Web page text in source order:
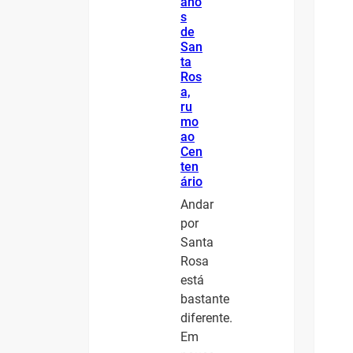
s
de
San
ta
Ros
a,
ru
mo
ao
Cen
ten
ário
Andar
por
Santa
Rosa
está
bastante
diferente.
Em